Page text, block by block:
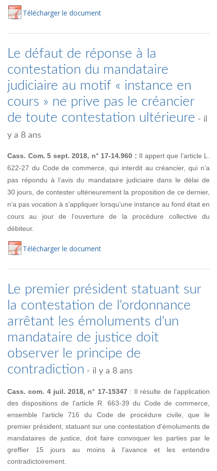
Télécharger le document
Le défaut de réponse à la
contestation du mandataire
judiciaire au motif « instance en
cours » ne prive pas le créancier
de toute contestation ultérieure - il
y a 8 ans
Cass. Com. 5 sept. 2018, n° 17-14.960 : Il appert que l’article L.
622-27 du Code de commerce, qui interdit au créancier, qui n’a
pas répondu à l’avis du mandataire judiciaire dans le délai de
30 jours, de contester ultérieurement la proposition de ce dernier,
n’a pas vocation à s’appliquer lorsqu’une instance au fond était en
cours au jour de l’ouverture de la procédure collective du
débiteur.
Télécharger le document
Le premier président statuant sur
la contestation de l'ordonnance
arrêtant les émoluments d'un
mandataire de justice doit
observer le principe de
contradiction - il y a 8 ans
Cass. com. 4 juil. 2018, n° 17-15347: Il résulte de l'application
des dispositions de l'article R. 663-39 du Code de commerce,
ensemble l'article 716 du Code de procédure civile, que le
premier président, statuant sur une contestation d'émoluments de
mandataires de justice, doit faire convoquer les parties par le
greffier 15 jours au moins à l'avance et les entendre
contradictoirement.